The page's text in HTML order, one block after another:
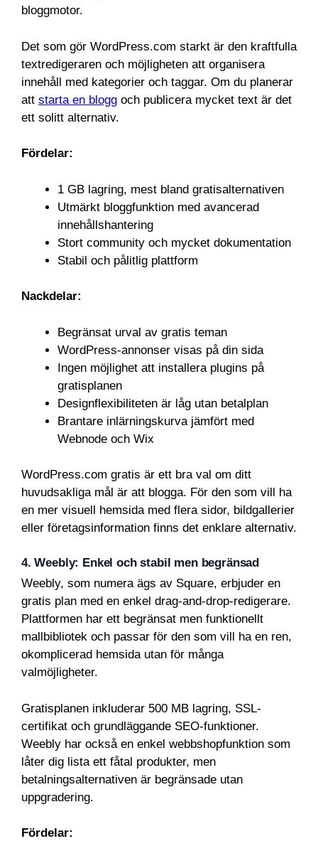
bloggmotor.
Det som gör WordPress.com starkt är den kraftfulla
textredigeraren och möjligheten att organisera
innehåll med kategorier och taggar. Om du planerar
att starta en blogg och publicera mycket text är det
ett solitt alternativ.
Fördelar:
1 GB lagring, mest bland gratisalternativen
Utmärkt bloggfunktion med avancerad
innehållshantering
Stort community och mycket dokumentation
Stabil och pålitlig plattform
Nackdelar:
Begränsat urval av gratis teman
WordPress-annonser visas på din sida
Ingen möjlighet att installera plugins på
gratisplanen
Designflexibiliteten är låg utan betalplan
Brantare inlärningskurva jämfört med
Webnode och Wix
WordPress.com gratis är ett bra val om ditt
huvudsakliga mål är att blogga. För den som vill ha
en mer visuell hemsida med flera sidor, bildgallerier
eller företagsinformation finns det enklare alternativ.
4. Weebly: Enkel och stabil men begränsad
Weebly, som numera ägs av Square, erbjuder en
gratis plan med en enkel drag-and-drop-redigerare.
Plattformen har ett begränsat men funktionellt
mallbibliotek och passar för den som vill ha en ren,
okomplicerad hemsida utan för många
valmöjligheter.
Gratisplanen inkluderar 500 MB lagring, SSL-
certifikat och grundläggande SEO-funktioner.
Weebly har också en enkel webbshopfunktion som
låter dig lista ett fåtal produkter, men
betalningsalternativen är begränsade utan
uppgradering.
Fördelar: